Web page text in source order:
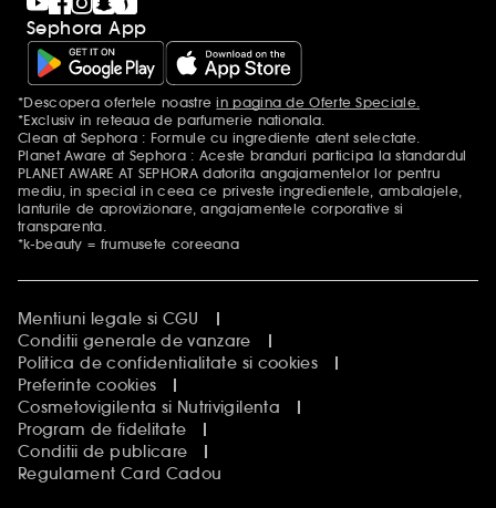
Sephora App
Mentiuni aditionale
*Descopera ofertele noastrein pagina de Oferte Speciale.
*Exclusiv in reteaua de parfumerie nationala.
Clean at Sephora : Formule cu ingrediente atent selectate.
Planet Aware at Sephora : Aceste branduri participa la standardul
PLANET AWARE AT SEPHORA datorita angajamentelor lor pentru
mediu, in special in ceea ce priveste ingredientele, ambalajele,
lanturile de aprovizionare, angajamentele corporative si
transparenta.
*k-beauty = frumusete coreeana
Mentiuni legale si CGU
Conditii generale de vanzare
Politica de confidentialitate si cookies
Preferinte cookies
Cosmetovigilenta si Nutrivigilenta
Program de fidelitate
Conditii de publicare
Regulament Card Cadou